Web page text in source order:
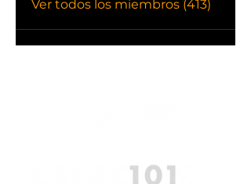
Ver todos los miembros (413)